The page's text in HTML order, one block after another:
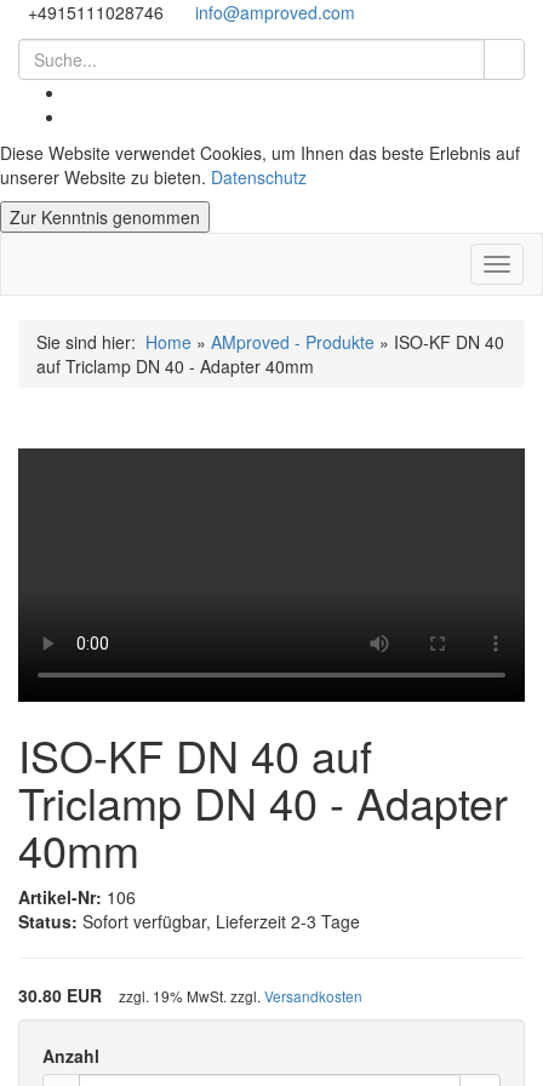
+4915111028746 info@amproved.com
Diese Website verwendet Cookies, um Ihnen das beste Erlebnis auf
unserer Website zu bieten. Datenschutz
Zur Kenntnis genommen
Sie sind hier: Home » AMproved - Produkte » ISO-KF DN 40
auf Triclamp DN 40 - Adapter 40mm
ISO-KF DN 40 auf
Triclamp DN 40 - Adapter
40mm
Artikel-Nr: 106
Status: Sofort verfügbar, Lieferzeit 2-3 Tage
30.80 EUR zzgl. 19% MwSt. zzgl. Versandkosten
Anzahl